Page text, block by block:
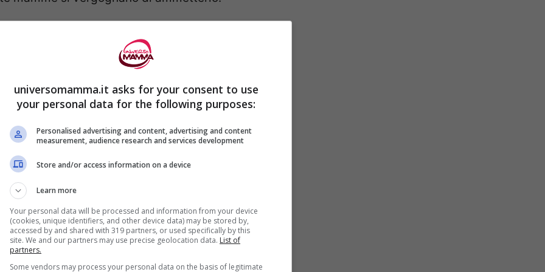
ma ci si dimentica che i
Soprattutto non si tiene in considerazione
fanno sentire le donne assonnate durante
le mamme dovrebbero peregrinare
universomamma.it asks for your consent to use
your personal data for the following purposes:
Personalised advertising and content, advertising and content
measurement, audience research and services development
Store and/or access information on a device
Learn more
Your personal data will be processed and information from your device
(cookies, unique identifiers, and other device data) may be stored by,
accessed by and shared with 319 partners, or used specifically by this
site. We and our partners may use precise geolocation data. List of
partners.
Some vendors may process your personal data on the basis of legitimate